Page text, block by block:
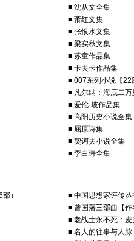
■ 沈从文全集
■ 萧红文集
■ 张恨水文集
■ 梁实秋文集
■ 苏童作品集
■ 卡夫卡作品集
■ 007系列小说【22
■ 凡尔纳：海底二万
■ 爱伦·坡作品集
■ 高阳历史小说全集
■ 屈原诗集
■ 契诃夫小说全集
■ 李白诗全集
）
■ 中国思想家评传
■ 曾国藩三部曲【
■ 老战士永不死：
■ 名人的往事与人脉